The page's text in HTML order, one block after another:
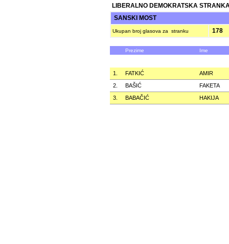
LIBERALNO DEMOKRATSKA
SANSKI MOST
Ukupan broj glasova za stranku 178
Prezime Ime
1. FATKIĆ
AMIR
2.
BAŠIĆ
FAKETA
3.
BABAČIĆ HAKIJA